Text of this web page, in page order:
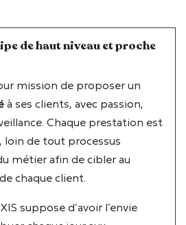
SOCIAL
de haut niveau et proche
mission de proposer un
à ses clients, avec passion,
Chaque prestation est
loin de tout processus
métier afin de cibler au
chaque client.
suppose d’avoir l’envie